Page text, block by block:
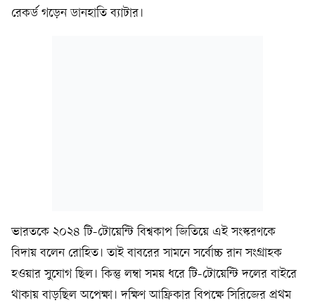
রেকর্ড গড়েন ডানহাতি ব্যাটার।
ভারতকে ২০২৪ টি-টোয়েন্টি বিশ্বকাপ জিতিয়ে এই সংস্করণকে
বিদায় বলেন রোহিত। তাই বাবরের সামনে সর্বোচ্চ রান সংগ্রাহক
হওয়ার সুযোগ ছিল। কিন্তু লম্বা সময় ধরে টি-টোয়েন্টি দলের বাইরে
থাকায় বাড়ছিল অপেক্ষা। দক্ষিণ আফ্রিকার বিপক্ষে সিরিজের প্রথম